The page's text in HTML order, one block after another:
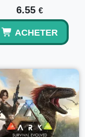
6.55 €
ACHETER